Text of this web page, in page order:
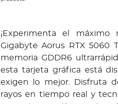
¡Experimenta el
Gigabyte Aorus RTX 5060
memoria GDDR6
esta tarjeta gráfica está
exigen lo mejor. Disfruta
rayos en tiempo real y